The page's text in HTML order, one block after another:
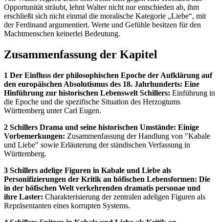
Opportunität sträubt, lehnt Walter nicht nur entschieden ab, ihm
erschließt sich nicht einmal die moralische Kategorie „Liebe“, mit
der Ferdinand argumentiert. Werte und Gefühle besitzen für den
Machtmenschen keinerlei Bedeutung.
Zusammenfassung der Kapitel
1 Der Einfluss der philosophischen Epoche der Aufklärung auf
den europäischen Absolutismus des 18. Jahrhunderts: Eine
Hinführung zur historischen Lebenswelt Schillers: Einführung in
die Epoche und die spezifische Situation des Herzogtums
Württemberg unter Carl Eugen.
2 Schillers Drama und seine historischen Umstände: Einige
Vorbemerkungen: Zusammenfassung der Handlung von "Kabale
und Liebe" sowie Erläuterung der ständischen Verfassung in
Württemberg.
3 Schillers adelige Figuren in Kabale und Liebe als
Personifizierungen der Kritik an höfischen Lebensformen: Die
in der höfischen Welt verkehrenden dramatis personae und
ihre Laster: Charakterisierung der zentralen adeligen Figuren als
Repräsentanten eines korrupten Systems.